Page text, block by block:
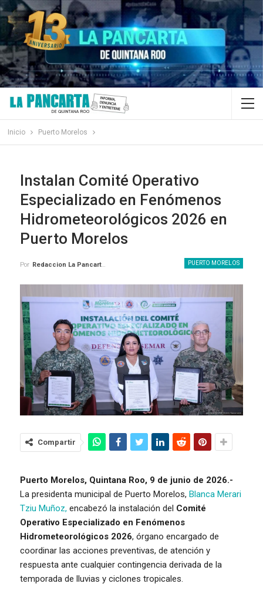
Inicio Puerto Morelos
Instalan Comité Operativo
Especializado en Fenómenos
Hidrometeorológicos 2026 en
Puerto Morelos
PUERTO MORELOS
Por Redaccion La Pancarta De Quintana Roo
Compartir
Puerto Morelos, Quintana Roo, 9 de junio de 2026.-
La presidenta municipal de Puerto Morelos, Blanca Merari
Tziu Muñoz, encabezó la instalación del Comité
Operativo Especializado en Fenómenos
Hidrometeorológicos 2026, órgano encargado de
coordinar las acciones preventivas, de atención y
respuesta ante cualquier contingencia derivada de la
temporada de lluvias y ciclones tropicales.